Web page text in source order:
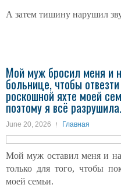
А затем тишину нарушил
Мой муж бросил меня и
больнице, чтобы
роскошной яхте моей
поэтому я всё разрушила.
June 20, 2026 Главная
Мой муж оставил меня и
только для того, чтобы
моей семьи.